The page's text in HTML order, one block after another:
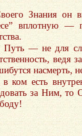
Знания он
вплотную —
Путь — не для
ведя
насмерть,
ком есть
за Ним,